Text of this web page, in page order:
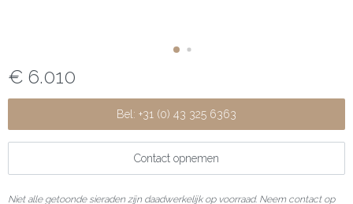
€ 6.010
Bel: +31 (0) 43 325 6363
Contact opnemen
Niet alle getoonde sieraden zijn daadwerkelijk op voorraad. Neem contact op